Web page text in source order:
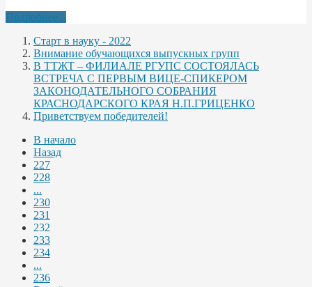
Подробнее...
Старт в науку - 2022
Внимание обучающихся выпускных групп
В ТТЖТ – ФИЛИАЛЕ РГУПС СОСТОЯЛАСЬ
ВСТРЕЧА С ПЕРВЫМ ВИЦЕ-СПИКЕРОМ
ЗАКОНОДАТЕЛЬНОГО СОБРАНИЯ
КРАСНОДАРСКОГО КРАЯ Н.П.ГРИЦЕНКО
Приветствуем победителей!
В начало
Назад
227
228
...
230
231
232
233
234
...
236